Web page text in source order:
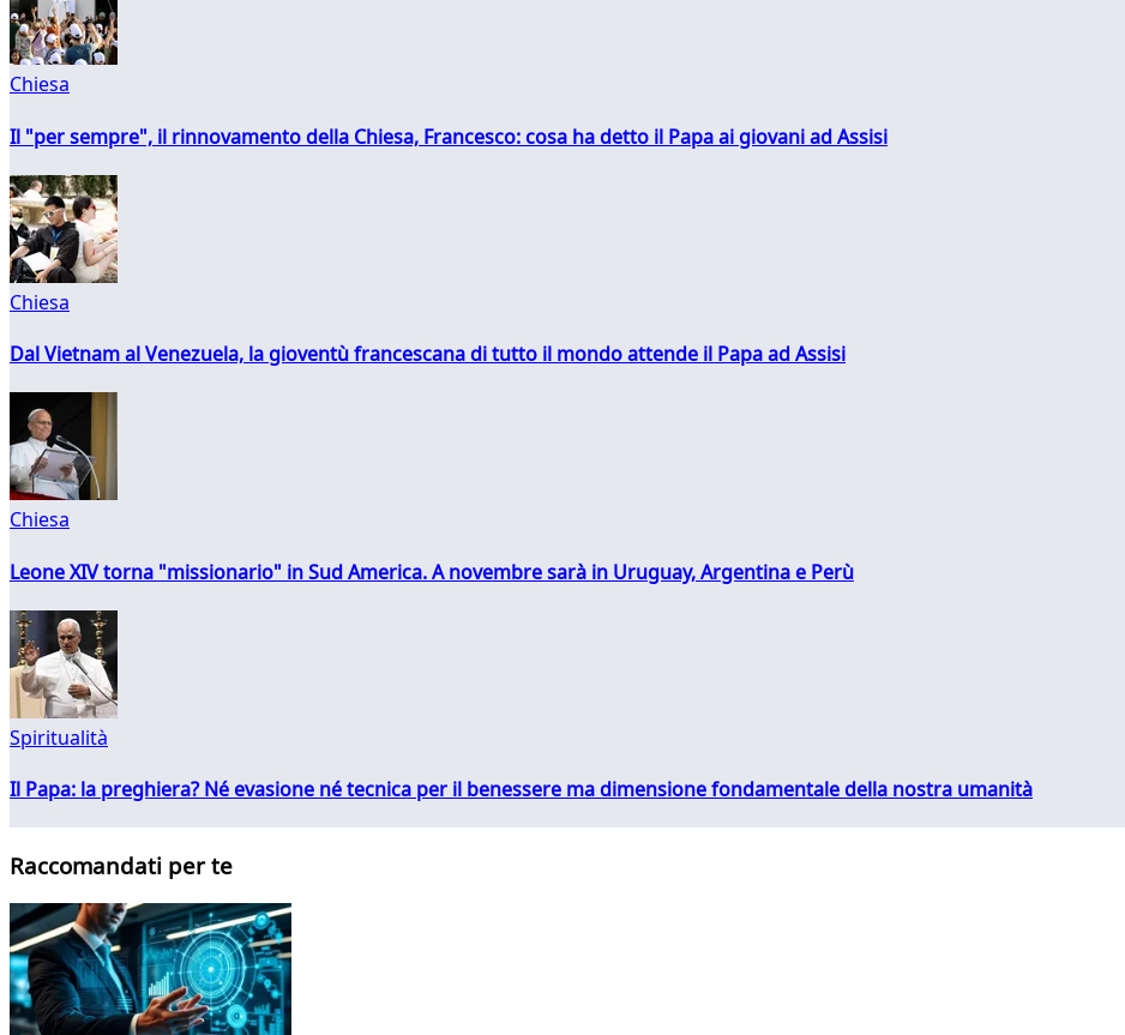
Chiesa
Il "per sempre", il rinnovamento della Chiesa, Francesco: cosa ha detto il Papa ai giovani ad Assisi
Chiesa
Dal Vietnam al Venezuela, la gioventù francescana di tutto il mondo attende il Papa ad Assisi
Chiesa
Leone XIV torna "missionario" in Sud America. A novembre sarà in Uruguay, Argentina e Perù
Spiritualità
Il Papa: la preghiera? Né evasione né tecnica per il benessere ma dimensione fondamentale della nostra umanità
Raccomandati per te